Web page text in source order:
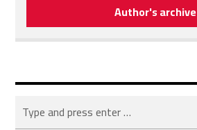
Author's archive